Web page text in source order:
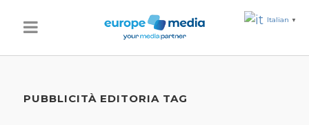
PUBBLICITÀ EDITORIA TAG
Italian ▼